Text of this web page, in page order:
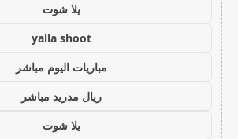
يلا شوت
yalla shoot
مباريات اليوم مباشر
ريال مدريد مباشر
يلا شوت